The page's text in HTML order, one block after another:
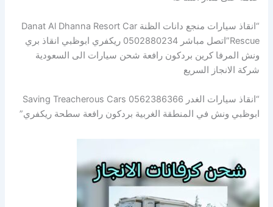
“انقاذ سيارات منجع دانات الظنة Danat Al Dhanna Resort Car
Rescue”اتصل مباشر 0502880234 ريكفري ابوظبي انقاذ بري
ونش المرفا كرين بردكون رافعة شحن سيارات الى السعودية
شركة الانجاز السريع
“انقاذ سيارات الغدر Saving Treacherous Cars 0562386366
ابوظبي ونش في المنطقة الغربية بردكون رافعة سطحة ريكفري”